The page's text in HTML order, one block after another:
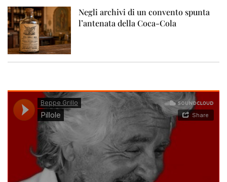
Negli archivi di un convento spunta
l’antenata della Coca-Cola